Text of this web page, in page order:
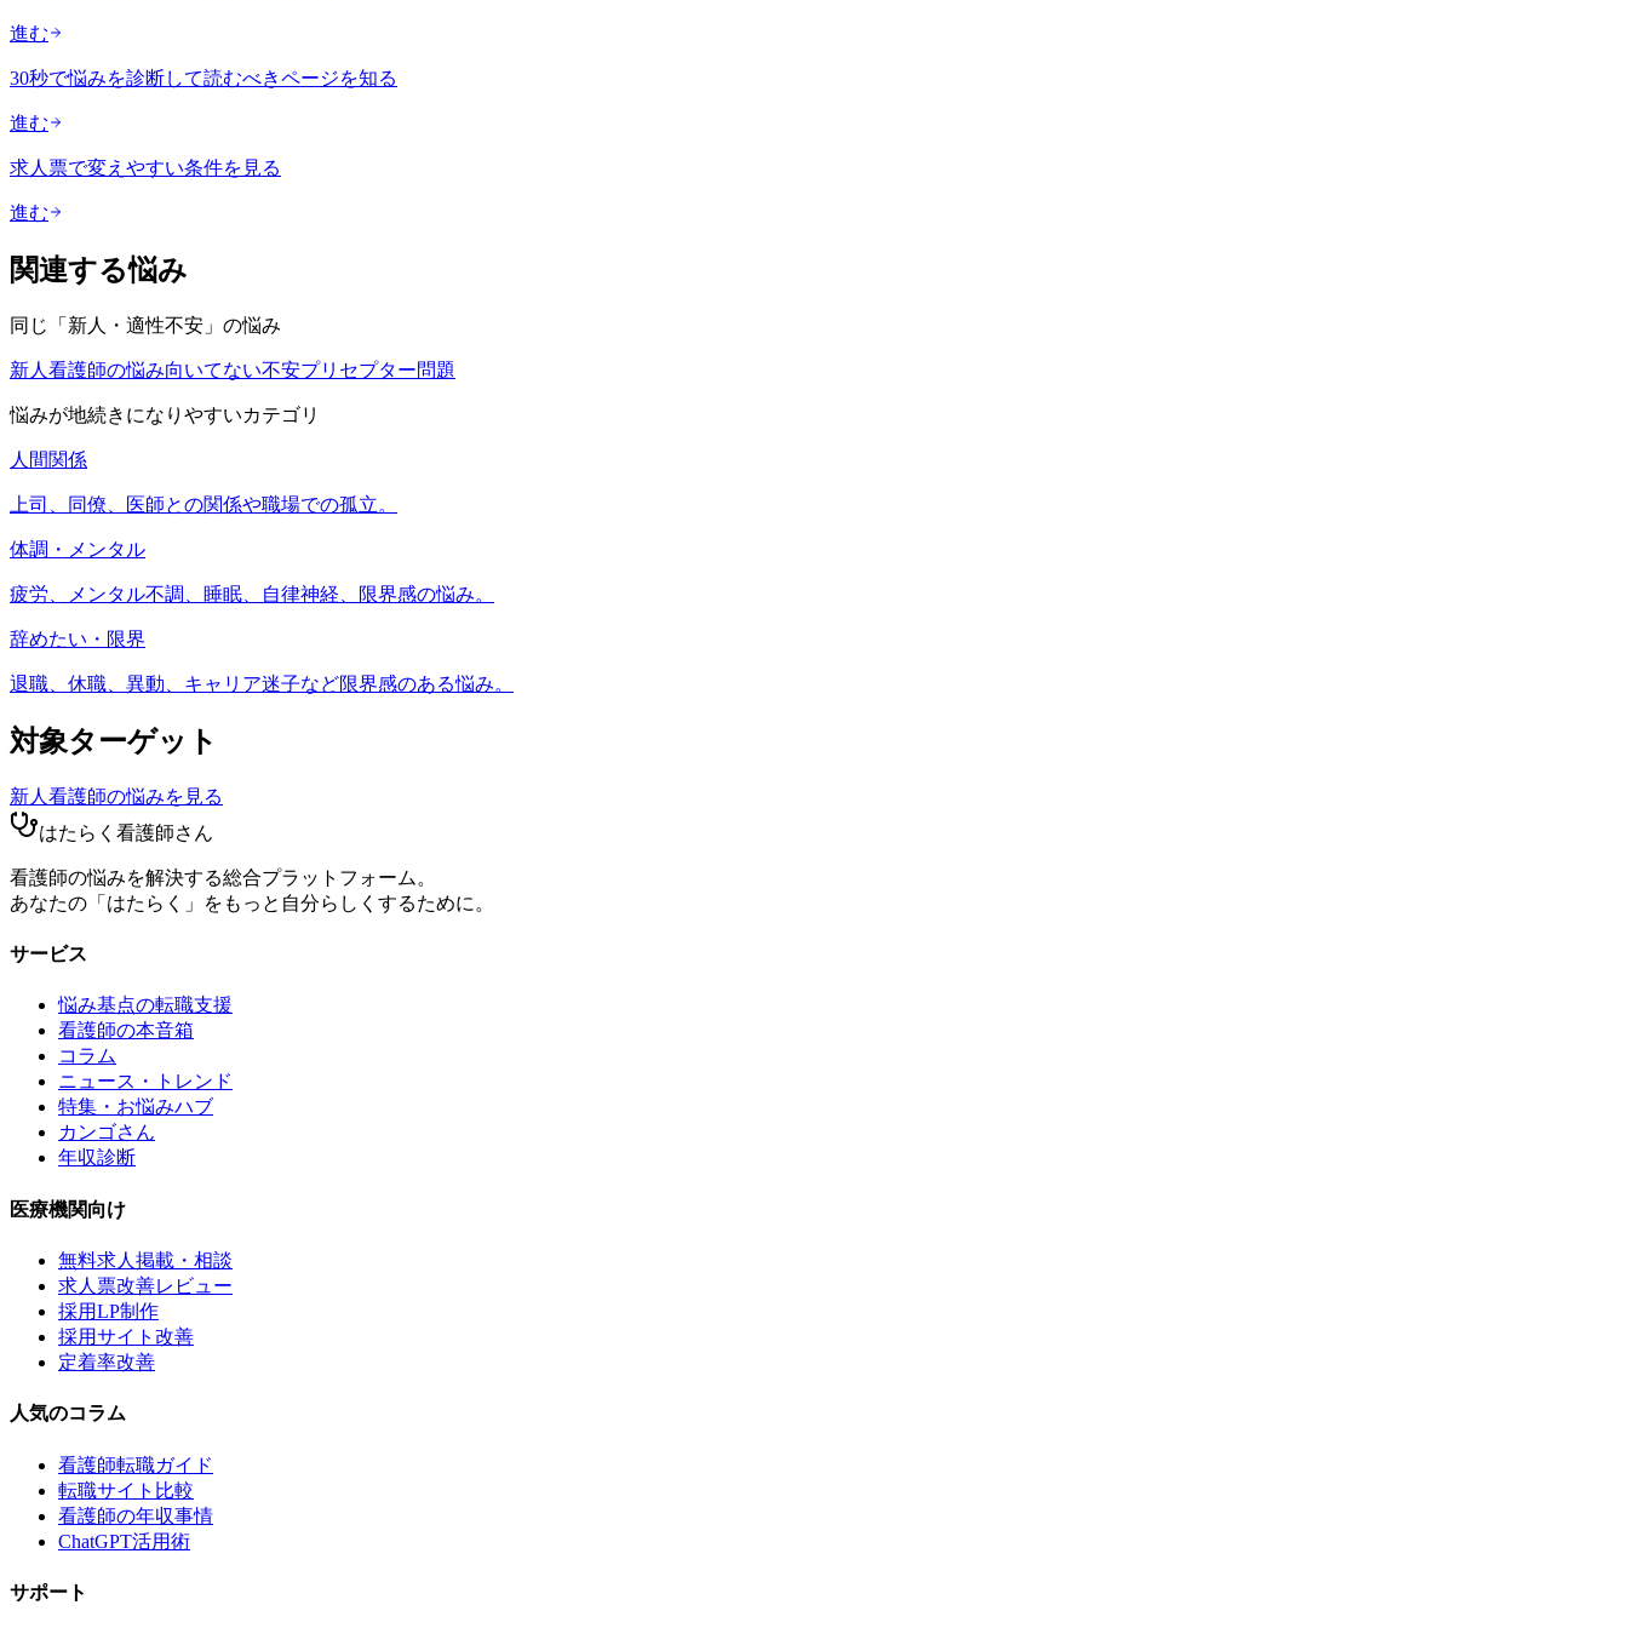
進む
30秒で悩みを診断して読むべきページを知る
進む
求人票で変えやすい条件を見る
進む
関連する悩み
同じ「 新人・適性不安 」の悩み
新人看護師の悩み向いてない不安プリセプター問題
悩みが地続きになりやすいカテゴリ
人間関係
上司、同僚、医師との関係や職場での孤立。
体調・メンタル
疲労、メンタル不調、睡眠、自律神経、限界感の悩み。
辞めたい・限界
退職、休職、異動、キャリア迷子など限界感のある悩み。
対象ターゲット
新人看護師の悩みを見る
はたらく看護師さん
看護師の悩みを解決する総合プラットフォーム。
あなたの「はたらく」をもっと自分らしくするために。
サービス
悩み基点の転職支援
看護師の本音箱
コラム
ニュース・トレンド
特集・お悩みハブ
カンゴさん
年収診断
医療機関向け
無料求人掲載・相談
求人票改善レビュー
採用LP制作
採用サイト改善
定着率改善
人気のコラム
看護師転職ガイド
転職サイト比較
看護師の年収事情
ChatGPT活用術
サポート